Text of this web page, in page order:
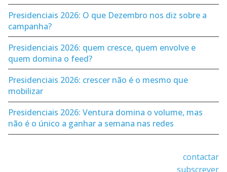
Presidenciais 2026: O que Dezembro nos diz sobre a
campanha?
Presidenciais 2026: quem cresce, quem envolve e
quem domina o feed?
Presidenciais 2026: crescer não é o mesmo que
mobilizar
Presidenciais 2026: Ventura domina o volume, mas
não é o único a ganhar a semana nas redes
contactar
subscrever